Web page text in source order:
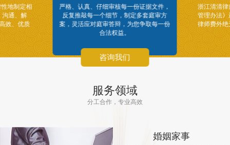
地制定相
沟通、解
效、优质
严格、认真、仔细审核每一份证据文件，
反复推敲每一个细节，制定多套庭审方
案，灵活应对庭审答辩，为您争取每一份
合法权益。
咨询我们
浙江清清
管理办法
律师费外
服务领域
分工合作，专业高效
婚姻家事